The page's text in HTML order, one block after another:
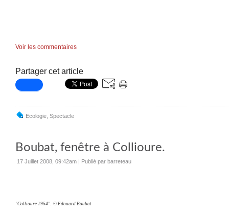
Voir les commentaires
Partager cet article
Ecologie Spectacle
Boubat, fenêtre à Collioure.
17 Juillet 2008, 09:42am | Publié par barreteau
"Collioure 1954". © Edouard Boubat